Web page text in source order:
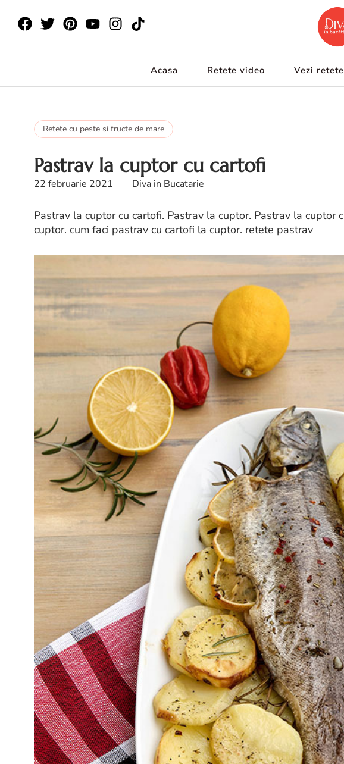
Acasa Retete video Vezi
Retete cu peste si fructe de mare
Pastrav la cuptor cu cartofi
22 februarie 2021 Diva in Bucatarie
Pastrav la cuptor cu cartofi. Pastrav la cuptor. Pastrav la cuptor
cuptor. cum faci pastrav cu cartofi la cuptor. retete pastrav